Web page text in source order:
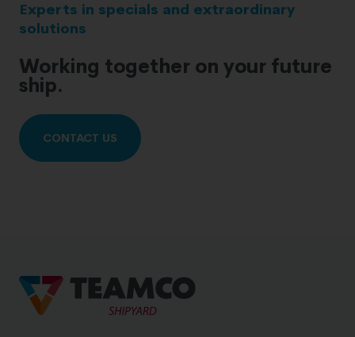
Experts in specials and extraordinary
solutions
Working together on your future
ship.
CONTACT US